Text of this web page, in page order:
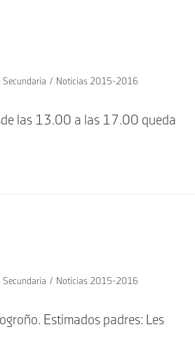
Secundaria / Noticias 2015-2016
las 13.00 a las 17.00 queda
Secundaria / Noticias 2015-2016
Estimados padres: Les